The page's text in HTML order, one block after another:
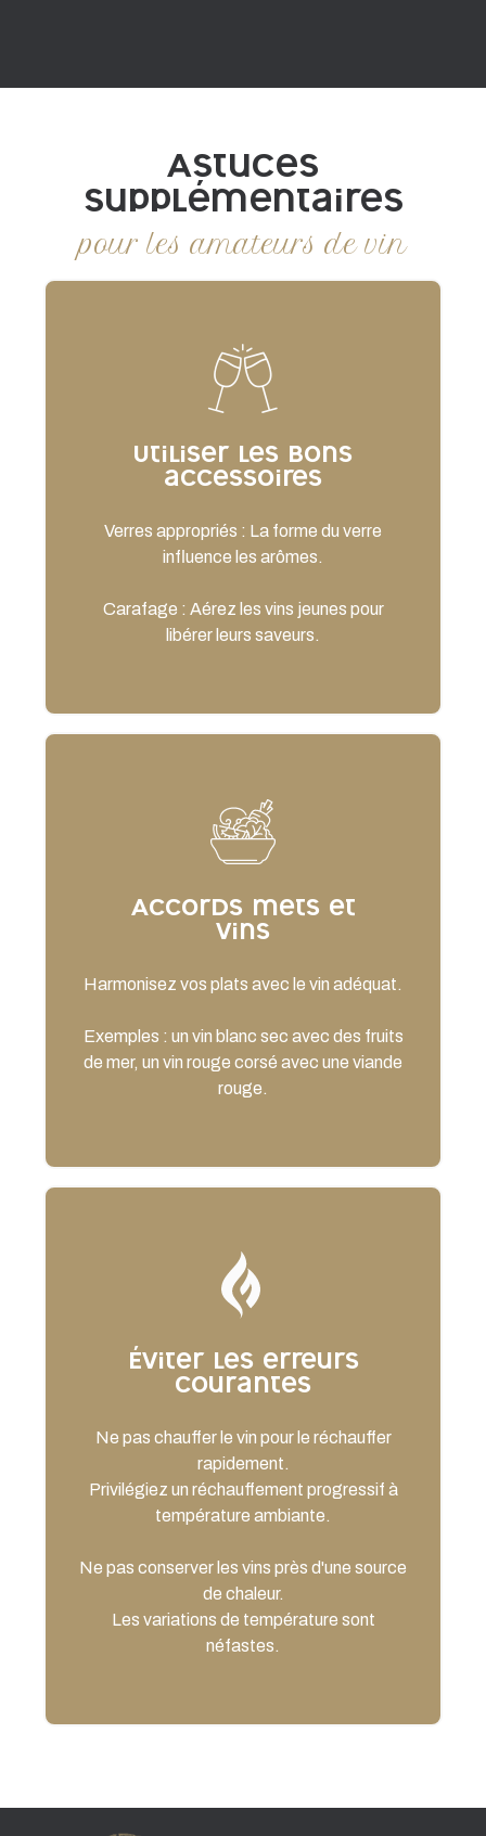
Astuces
Supplémentaires
pour les amateurs de vin
Utiliser les bons
accessoires
Verres appropriés : La forme du verre
influence les arômes.
Carafage : Aérez les vins jeunes pour
libérer leurs saveurs.
Accords mets et
vins
Harmonisez vos plats avec le vin adéquat.
Exemples : un vin blanc sec avec des fruits
de mer, un vin rouge corsé avec une viande
rouge.
Éviter les erreurs
courantes
Ne pas chauffer le vin pour le réchauffer
rapidement.
Privilégiez un réchauffement progressif à
température ambiante.
Ne pas conserver les vins près d'une source
de chaleur.
Les variations de température sont
néfastes.